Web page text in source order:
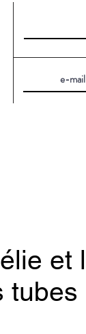
et
tubes